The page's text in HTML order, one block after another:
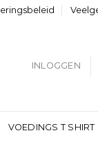
INLOGGEN
VOEDINGS T SHIRT